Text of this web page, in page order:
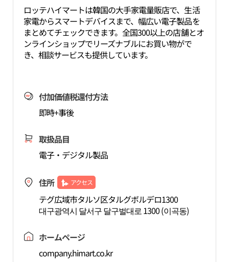
ロッテハイマートは韓国の大手家電量販店で、生活
家電からスマートデバイスまで、幅広い電子製品を
まとめてチェックできます。全国300以上の店舗とオ
ンラインショップでリーズナブルにお買い物がで
き、相談サービスも提供しています。
付加価値税還付方法
即時+事後
取扱品目
電子・デジタル製品
住所 アクセス
テグ広域市タルソ区タルグボルデロ1300
대구광역시 달서구 달구벌대로 1300 (이곡동)
ホームページ
company.himart.co.kr